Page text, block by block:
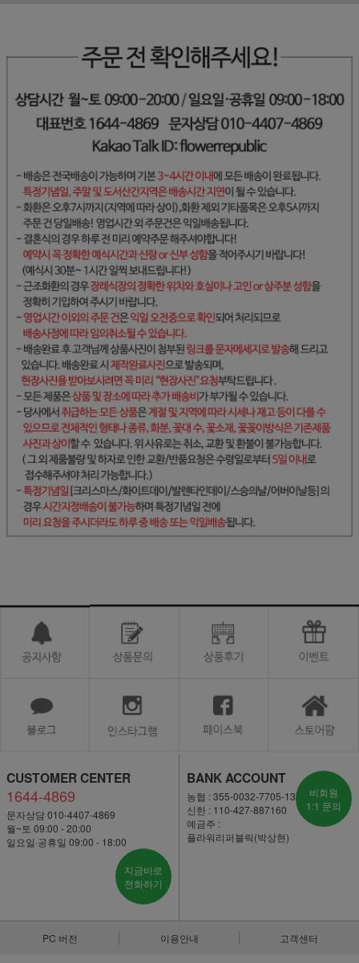
CUSTOMER CENTER
1644-4869
문자상담 010-4407-4869
월~토 09:00 - 20:00
일요일·공휴일 09:00 - 18:00
지금바로
전화하기
BANK ACCOUNT
농협 : 355-0032-7705-13
신한 : 110-427-887160
예금주 :
플라워리퍼블릭(박상현)
비회원
1:1 문의
PC 버전 이용안내 고객센터